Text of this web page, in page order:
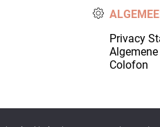
Privacy
Colofon